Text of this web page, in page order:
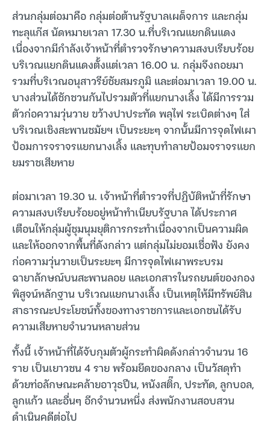
ส่วนกลุ่มต่อมาคือ กลุ่มต่อต้านรัฐบาลเผด็จการ และกลุ่ม
ทะลุแก๊ส นัดหมายเวลา 17.30 น.ที่บริเวณแยกดินแดง
เนื่องจากมีกำลังเจ้าหน้าที่ตำรวจรักษาความสงบเรียบร้อย
บริเวณแยกดินแดงตั้งแต่เวลา 16.00 น. กลุ่มจึงถอยมา
รวมที่บริเวณอนุสาวรีย์ชัยสมรภูมิ และต่อมาเวลา 19.00 น.
บางส่วนได้ชักชวนกันไปรวมตัวที่แยกนางเลิ้ง ได้มีการรวม
ตัวก่อความวุ่นวาย ขว้างปาประทัด พลุไฟ ระเบิดต่างๆ ใส่
บริเวณเชิงสะพานชมัยฯ เป็นระยะๆ จากนั้นมีการจุดไฟเผา
ป้อมการจราจรแยกนางเลิ้ง และทุบทำลายป้อมจราจรแยก
ยมราชเสียหาย
ต่อมาเวลา 19.30 น. เจ้าหน้าที่ตำรวจที่ปฏิบัติหน้าที่รักษา
ความสงบเรียบร้อยอยู่หน้าทำเนียบรัฐบาล ได้ประกาศ
เตือนให้กลุ่มผู้ชุมนุมยุติการกระทำเนื่องจากเป็นความผิด
และให้ออกจากพื้นที่ดังกล่าว แต่กลุ่มไม่ยอมเชื่อฟัง ยังคง
ก่อความวุ่นวายเป็นระยะๆ มีการจุดไฟเผาพระบรม
ฉายาลักษณ์บนสะพานลอย และเอกสารในรถยนต์ของกอง
พิสูจน์หลักฐาน บริเวณแยกนางเลิ้ง เป็นเหตุให้มีทรัพย์สิน
สาธารณะประโยชน์ทั้งของทางราชการและเอกชนได้รับ
ความเสียหายจำนวนหลายส่วน
ทั้งนี้ เจ้าหน้าที่ได้จับกุมตัวผู้กระทำผิดดังกล่าวจำนวน 16
ราย เป็นเยาวชน 4 ราย พร้อมยึดของกลาง เป็นวัสดุทำ
ด้วยท่อลักษณะคล้ายอาวุธปืน, หนังสติ๊ก, ประทัด, ลูกบอล,
ลูกแก้ว และอื่นๆ อีกจำนวนหนึ่ง ส่งพนักงานสอบสวน
ดำเนินคดีต่อไป